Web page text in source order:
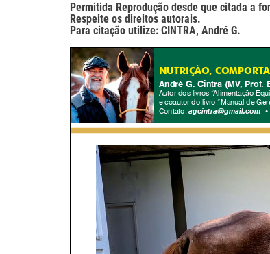
Permitida Reprodução desde que citada a
Respeite os direitos autorais.
Para citação utilize: CINTRA, André G.